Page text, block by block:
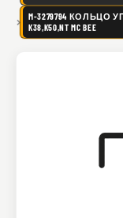
M-3279794
K38,K50,NT MC BEE